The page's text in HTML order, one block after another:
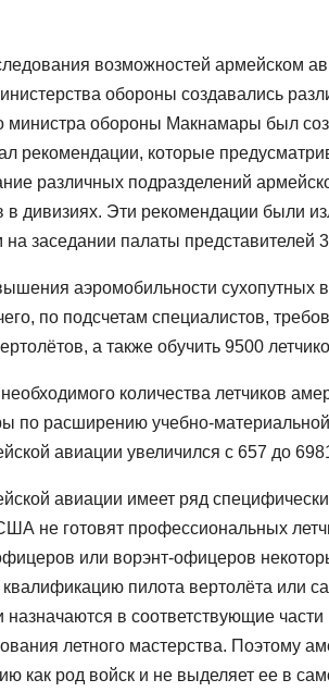
возможностей армейском
обороны создавались
министра обороны Макнамары был
рекомендации, которые
различных подразделений
в дивизиях. Эти рекомендации были
заседании палаты представителей
аэромобильности сухопутных
по подсчетам специалистов,
а также обучить 9500
количества летчиков
по расширению учебно-
авиации увеличился с 657 до
авиации имеет ряд
не готовят профессиональных
или ворэнт-офицеров
пилота вертолёта или
назначаются в соответствующие
летного мастерства. Поэтому
как род войск и не выделяет ее в